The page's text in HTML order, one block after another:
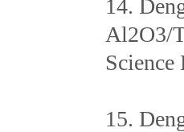
14.
Al2O3/
15.